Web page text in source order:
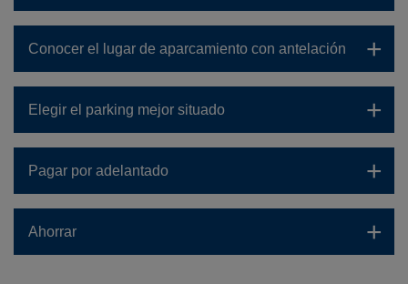
Conocer el lugar de aparcamiento con antelación
Elegir el parking mejor situado
Pagar por adelantado
Ahorrar